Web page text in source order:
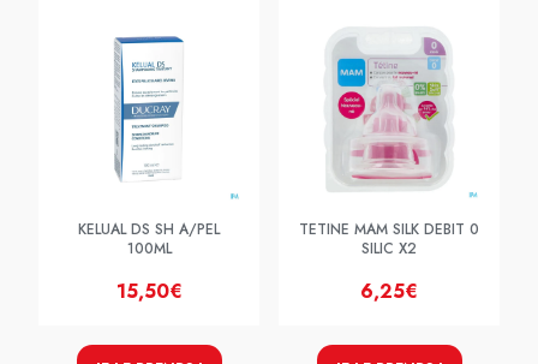
KELUAL DS SH A/PEL
100ML
15,50€
TETINE MAM SILK DEBIT 0
SILIC X2
6,25€